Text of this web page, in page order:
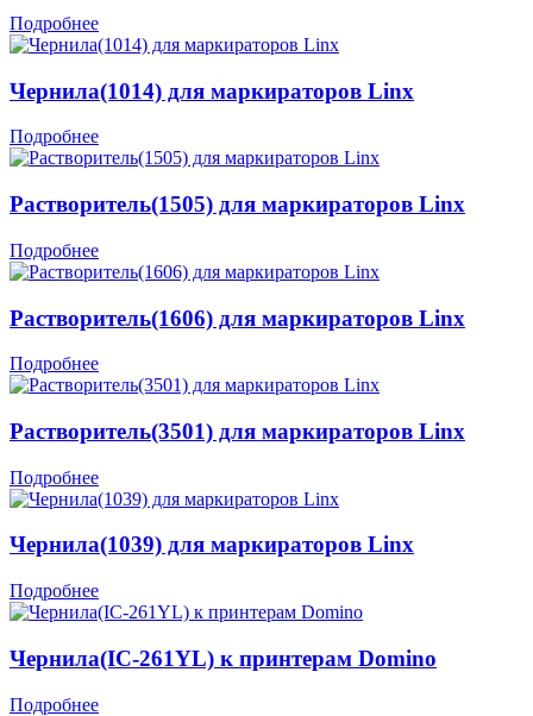
Подробнее
Чернила(1014) для маркираторов Linx
Подробнее
Растворитель(1505) для маркираторов Linx
Подробнее
Растворитель(1606) для маркираторов Linx
Подробнее
Растворитель(3501) для маркираторов Linx
Подробнее
Чернила(1039) для маркираторов Linx
Подробнее
Чернила(IC-261YL) к принтерам Domino
Подробнее